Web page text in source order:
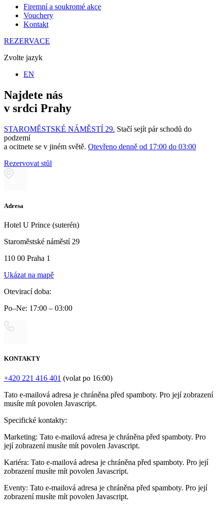
Firemní a soukromé akce
Vouchery
Kontakt
REZERVACE
Zvolte jazyk
EN
Najdete nás
v srdci Prahy
STAROMĚSTSKÉ NÁMĚSTÍ 29. Stačí sejít pár schodů do
podzemí
a ocitnete se v jiném světě. Otevřeno denně od 17:00 do 03:00
Rezervovat stůl
Adresa
Hotel U Prince (suterén)
Staroměstské náměstí 29
110 00 Praha 1
Ukázat na mapě
Otevirací doba:
Po–Ne: 17:00 – 03:00
KONTAKTY
+420 221 416 401 (volat po 16:00)
Tato e-mailová adresa je chráněna před spamboty. Pro její zobrazení
musíte mít povolen Javascript.
Specifické kontakty:
Marketing: Tato e-mailová adresa je chráněna před spamboty. Pro
její zobrazení musíte mít povolen Javascript.
Kariéra: Tato e-mailová adresa je chráněna před spamboty. Pro její
zobrazení musíte mít povolen Javascript.
Eventy: Tato e-mailová adresa je chráněna před spamboty. Pro její
zobrazení musíte mít povolen Javascript.